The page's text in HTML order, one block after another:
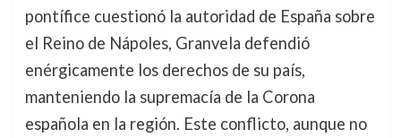
pontífice cuestionó la autoridad de España sobre
el Reino de Nápoles, Granvela defendió
enérgicamente los derechos de su país,
manteniendo la supremacía de la Corona
española en la región. Este conflicto, aunque no